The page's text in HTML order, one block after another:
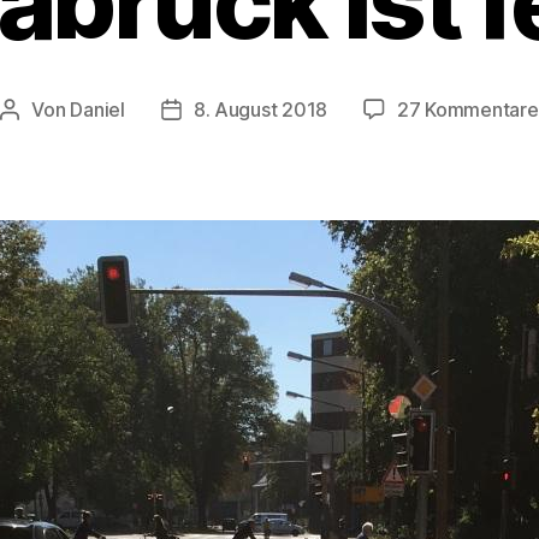
Beitragsautor
Von Daniel Beitragsdatum
8. August 2018 27 Kommentare